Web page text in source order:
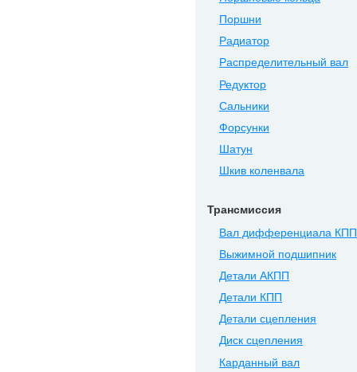
Поршни
Радиатор
Распределительный вал
Редуктор
Сальники
Форсунки
Шатун
Шкив коленвала
Трансмиссия
Вал дифференциала КПП
Выжимной подшипник
Детали АКПП
Детали КПП
Детали сцепления
Диск сцепления
Карданный вал